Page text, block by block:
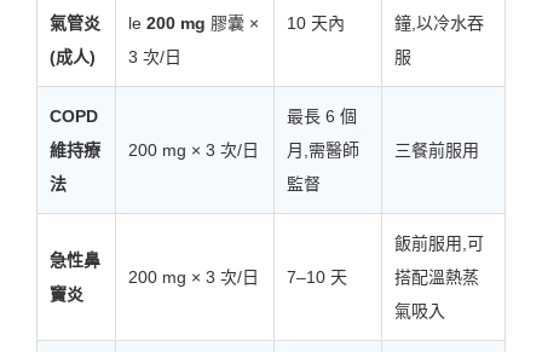
氣管炎
(成人)
le 200 mg 膠囊 ×
3 次/日
10 天內
鐘,以冷水吞
服
COPD
維持療
法
200 mg × 3 次/日
最長 6 個
月,需醫師
監督
三餐前服用
急性鼻
竇炎
200 mg × 3 次/日 7–10 天
飯前服用,可
搭配溫熱蒸
氣吸入